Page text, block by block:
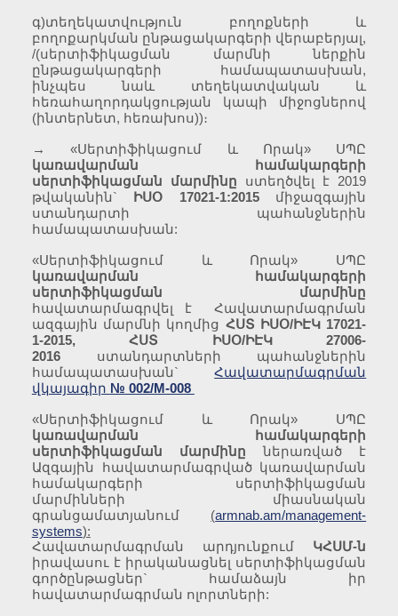
գ)տեղեկատվություն բողոքների և
բողոքարկման ընթացակարգերի վերաբերյալ,
/(սերտիֆիկացման մարմնի ներքին
ընթացակարգերի համապատասխան,
ինչպես նաև տեղեկատվական և
հեռահաղորդակցության կապի միջոցներով
(ինտերնետ, հեռախոս))։
→«Սերտիֆիկացում և Որակ» ՍՊԸ
կառավարման համակարգերի
սերտիֆիկացման մարմինը ստեղծվել է 2019
թվականին`
ԻՍՕ 17021-1:2015միջազգային
ստանդարտի պահանջներին
համապատասխան:
«Սերտիֆիկացում և Որակ» ՍՊԸ
կառավարման համակարգերի
սերտիֆիկացման մարմինը
հավատարմագրվել է Հավատարմագրման
ազգային մարմնի կողմից ՀՍՏ ԻՍՕ/ԻԷԿ 17021-
1-2015, ՀՍՏ ԻՍՕ/ԻԷԿ 27006-
2016 ստանդարտների պահանջներին
համապատասխան`Հավատարմագրման
վկայագիր № 002/M-008
«Սերտիֆիկացում և Որակ» ՍՊԸ
կառավարման
համակարգերի
սերտիֆիկացման
մարմինը ներառված է
Ազգային հավատարմագրված կառավարման
համակարգերի սերտիֆիկացման
մարմինների միասնական
գրանցամատյանում (armnab.am/management-
systems):
Հավատարմագրման արդյունքում ԿՀՍՄ-ն
իրավասու է իրականացնել սերտիֆիկացման
գործընթացներ` համաձայն իր
հավատարմագրման ոլորտների: